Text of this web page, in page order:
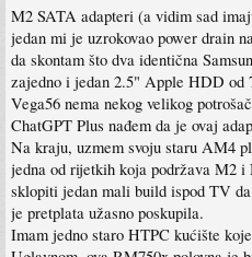
Sent from my iPhone using Tapatalk
M2 SATA adapteri (a vidim sad
jedan mi je uzrokovao power drain
da skontam što dva identična
zajedno i jedan 2.5" Apple HDD od
Vega56 nema nekog velikog
ChatGPT Plus nađem da je ovaj
Na kraju, uzmem svoju staru AM4
jedna od rijetkih koja podržava M2
sklopiti jedan mali build ispod TV
je pretplata užasno poskupila.
Imam jedno staro HTPC kućište